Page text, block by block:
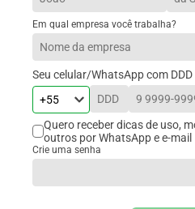
Em qual empresa você trabalha?
Seu celular/WhatsApp com DDD
Quero receber dicas de uso,
outros por WhatsApp e e-mail
Crie uma senha